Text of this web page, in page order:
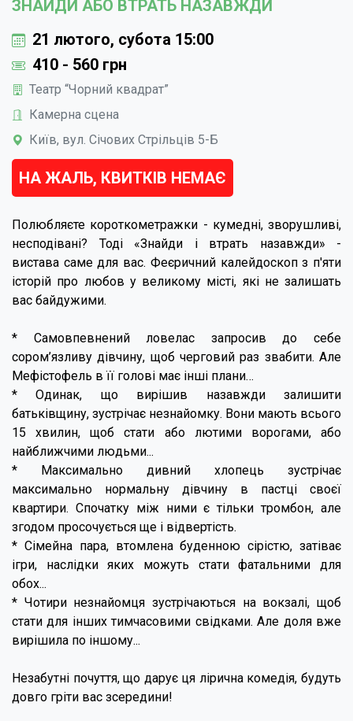
ЗНАЙДИ АБО ВТРАТЬ НАЗАВЖДИ
21 лютого, субота 15:00
410 - 560 грн
Театр “Чорний квадрат”
Камерна сцена
Київ, вул. Січових Стрільців 5-Б
НА ЖАЛЬ, КВИТКІВ НЕМАЄ
Полюбляєте короткометражки - кумедні, зворушливі,
несподівані? Тоді «Знайди і втрать назавжди» -
вистава саме для вас. Феєричний калейдоскоп з п'яти
історій про любов у великому місті, які не залишать
вас байдужими.
* Самовпевнений ловелас запросив до себе
сором’язливу дівчину, щоб черговий раз звабити. Але
Мефістофель в її голові має інші плани…
* Одинак, що вирішив назавжди залишити
батьківщину, зустрічає незнайомку. Вони мають всього
15 хвилин, щоб стати або лютими ворогами, або
найближчими людьми...
* Максимально дивний хлопець зустрічає
максимально нормальну дівчину в пастці своєї
квартири. Спочатку між ними є тільки тромбон, але
згодом просочується ще і відвертість.
* Сімейна пара, втомлена буденною сірістю, затіває
ігри, наслідки яких можуть стати фатальними для
обох...
* Чотири незнайомця зустрічаються на вокзалі, щоб
стати для інших тимчасовими свідками. Але доля вже
вирішила по іншому...
Незабутні почуття, що дарує ця лірична комедія, будуть
довго гріти вас зсередини!